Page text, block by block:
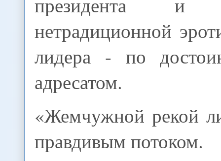
нетрадиционной
лидера - по
адресатом.
«Жемчужной рекой
правдивым потоком.